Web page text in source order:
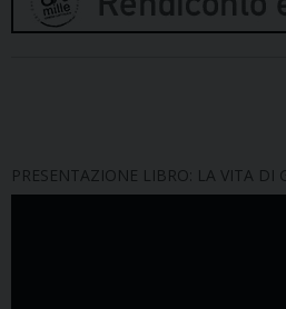
PRESENTAZIONE LIBRO: LA VITA DI